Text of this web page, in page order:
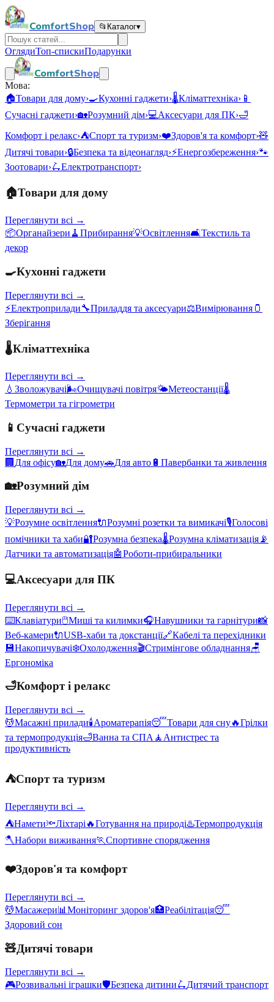
ComfortShop 📂 Каталог▾
ОглядиТоп-спискиПодарунки
ComfortShop
Мова:
🏠Товари для дому›🍳Кухонні гаджети›🌡️Кліматтехніка› 📱
Сучасні гаджети›🏡Розумний дім›💻Аксесуари для ПК›🛁
Комфорт і релакс›⛺Спорт та туризм›❤️Здоров'я та комфорт›🧸
Дитячі товари›🔒Безпека та відеонагляд›⚡Енергозбереження›🐾
Зоотовари›🛴Електротранспорт›
🏠Товари для дому
Переглянути всі →
📦Органайзери 🧹 Прибирання💡Освітлення🛋️Текстиль та
декор
🍳Кухонні гаджети
Переглянути всі →
⚡Електроприлади🔧Приладдя та аксесуари⚖️Вимірювання 🫙
Зберігання
🌡️Кліматтехніка
Переглянути всі →
💧 Зволожувачі🌬️Очищувачі повітря🌤️Метеостанції🌡️
Термометри та гігрометри
📱 Сучасні гаджети
Переглянути всі →
🏢 Для офісу🏡Для дому🚗Для авто 🔋 Павербанки та живлення
🏡Розумний дім
Переглянути всі →
💡Розумне освітлення🔌Розумні розетки та вимикачі🎙️Голосові
помічники та хаби🔐Розумна безпека🌡️Розумна кліматизація 📡
Датчики та автоматизація🤖Роботи-прибиральники
💻Аксесуари для ПК
Переглянути всі →
⌨️Клавіатури🖱️Миші та килимки🎧Навушники та гарнітури📸
Веб-камери🔌USB-хаби та докстанції🔗Кабелі та перехідники
💾Накопичувачі❄️Охолодження🎬Стримінгове обладнання🪑
Ергономіка
🛁Комфорт і релакс
Переглянути всі →
💆Масажні прилади🕯️Ароматерапія😴Товари для сну🔥Грілки
та термопродукція🛁Ванна та СПА 🧘 Антистрес та
продуктивність
⛺Спорт та туризм
Переглянути всі →
⛺Намети🔦Ліхтарі 🔥Готування на природі♨️Термопродукція
🪓Набори виживання🏃Спортивне спорядження
❤️Здоров'я та комфорт
Переглянути всі →
💆Масажери📊 Моніторинг здоров'я🏥Реабілітація😴
Здоровий сон
🧸Дитячі товари
Переглянути всі →
🎮Розвивальні іграшки🛡️Безпека дитини🛴Дитячий транспорт